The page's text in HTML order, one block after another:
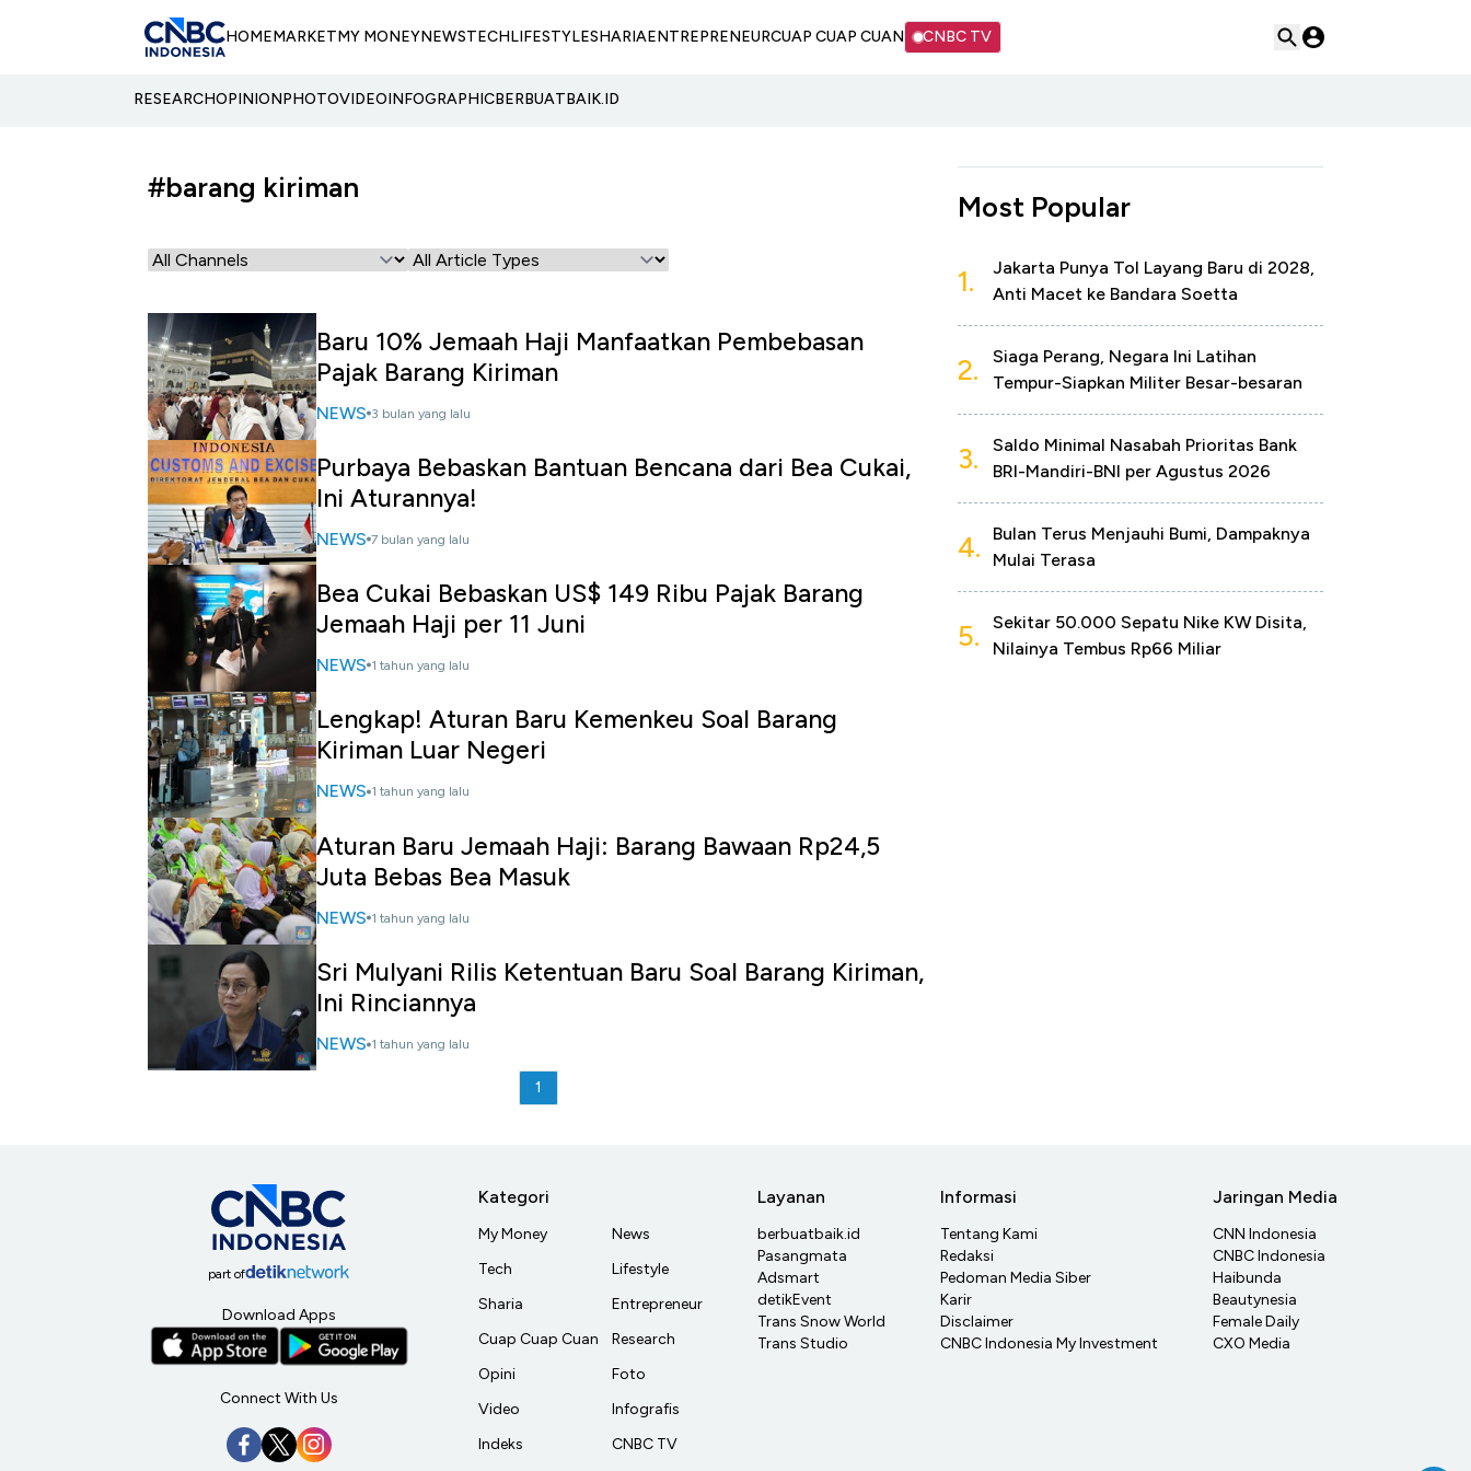
HOMEMARKETMY MONEYNEWSTECHLIFESTYLESHARIAENTREPRENEURCUAP CUAP CUAN CNBC TV
RESEARCHOPINIONPHOTOVIDEOINFOGRAPHICBERBUATBAIK.ID
#barang kiriman
Baru 10% Jemaah Haji Manfaatkan Pembebasan
Pajak Barang Kiriman
NEWS 3 bulan yang lalu
Purbaya Bebaskan Bantuan Bencana dari Bea Cukai,
Ini Aturannya!
NEWS 7 bulan yang lalu
Bea Cukai Bebaskan US$ 149 Ribu Pajak Barang
Jemaah Haji per 11 Juni
NEWS 1 tahun yang lalu
Lengkap! Aturan Baru Kemenkeu Soal Barang
Kiriman Luar Negeri
NEWS 1 tahun yang lalu
Aturan Baru Jemaah Haji: Barang Bawaan Rp24,5
Juta Bebas Bea Masuk
NEWS 1 tahun yang lalu
Sri Mulyani Rilis Ketentuan Baru Soal Barang Kiriman,
Ini Rinciannya
NEWS 1 tahun yang lalu
1
Most Popular
1.
Jakarta Punya Tol Layang Baru di 2028,
Anti Macet ke Bandara Soetta
2.
Siaga Perang, Negara Ini Latihan
Tempur-Siapkan Militer Besar-besaran
3.
Saldo Minimal Nasabah Prioritas Bank
BRI-Mandiri-BNI per Agustus 2026
4.
Bulan Terus Menjauhi Bumi, Dampaknya
Mulai Terasa
5.
Sekitar 50.000 Sepatu Nike KW Disita,
Nilainya Tembus Rp66 Miliar
part of
Download Apps
Connect With Us
Kategori
My Money
Tech
Sharia
Cuap Cuap Cuan
Opini
Video
Indeks
News
Lifestyle
Entrepreneur
Research
Foto
Infografis
CNBC TV
Layanan
berbuatbaik.id
Pasangmata
Adsmart
detikEvent
Trans Snow World
Trans Studio
Informasi
Tentang Kami
Redaksi
Pedoman Media Siber
Karir
Disclaimer
CNBC Indonesia My Investment
Jaringan Media
CNN Indonesia
CNBC Indonesia
Haibunda
Beautynesia
Female Daily
CXO Media